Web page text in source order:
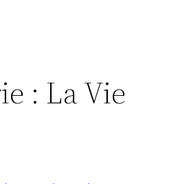
: La Vie